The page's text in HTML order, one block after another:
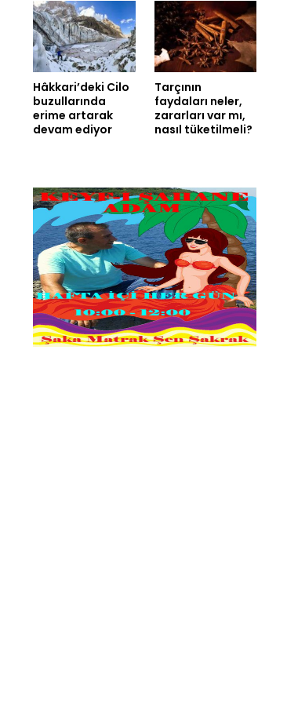
Hâkkari’deki Cilo
buzullarında
erime artarak
devam ediyor
Tarçının
faydaları neler,
zararları var mı,
nasıl tüketilmeli?